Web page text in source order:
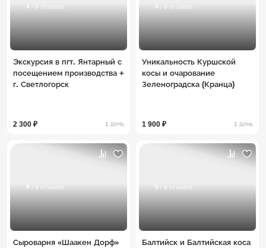
5 / 9 отзывов
Экскурсия в пгт. Янтарный с
посещением производства +
г. Светлогорск
2 300 ₽ 1 день
5 / 9 отзывов
Уникальность Куршской
косы и очарование
Зеленоградска (Кранца)
1 900 ₽ 1 день
5 / 9 отзывов
Сыроварня «Шаакен Дорф»
5 / 9 отзывов
Балтийск и Балтийская коса